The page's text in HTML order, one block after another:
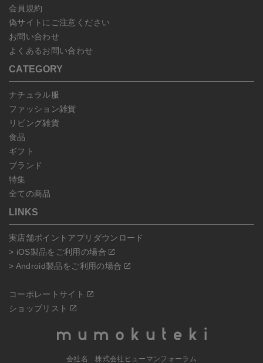
会員規約
偽サイトにご注意ください
お問い合わせ
よくあるお問い合わせ
CATEGORY
ナチュラル服
ファッション雑貨
リビング雑貨
食品
ギフト
ブランド
特集
全ての商品
LINKS
実店舗ポイントアプリダウンロード
> iOS製品をご利用の場合
> Android製品をご利用の場合
コーポレートサイト
ショップリスト
会社名 株式会社ヒューマンフォーラム